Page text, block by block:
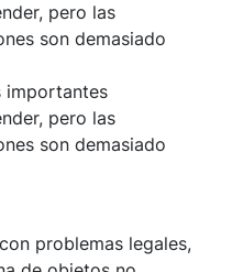
pero las
son demasiado
importantes
pero las
son demasiado
problemas legales,